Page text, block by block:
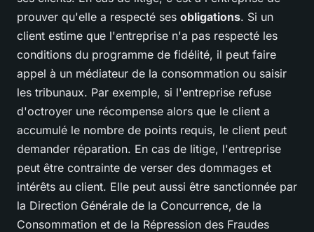
prouver qu'elle a respecté ses obligations. Si un
client estime que l'entreprise n'a pas respecté les
conditions du programme de fidélité, il peut faire
appel à un médiateur de la consommation ou saisir
les tribunaux. Par exemple, si l'entreprise refuse
d'octroyer une récompense alors que le client a
accumulé le nombre de points requis, le client peut
demander réparation. En cas de litige, l'entreprise
peut être contrainte de verser des dommages et
intérêts au client. Elle peut aussi être sanctionnée par
la Direction Générale de la Concurrence, de la
Consommation et de la Répression des Fraudes